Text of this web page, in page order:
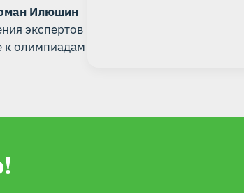
Илюшин
экспертов
к олимпиадам